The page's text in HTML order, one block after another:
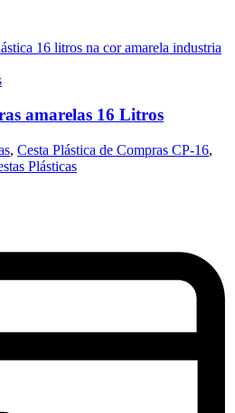
amarelas 16 Litros
, Cesta Plástica de Compras CP-16,
Plásticas